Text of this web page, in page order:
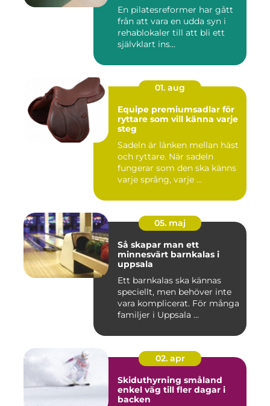
En pilatesreformer har gått
från att vara en udda syn i
rehablokaler till att bli ett
självklart ins...
01. aug
Equipe premiumsadlar för
ryttare som vill känna varje
steg
Sadeln är länken mellan häst
och ryttare. När sadeln
fungerar som den ska känns
varje språng, varje ...
05. maj
Så skapar man ett
minnesvärt barnkalas i
uppsala
Ett barnkalas ska kännas
speciellt, men behöver inte
vara komplicerat. För många
familjer i Uppsala ...
02. apr
Skiduthyrning småland
enkel väg till fler dagar i
backen